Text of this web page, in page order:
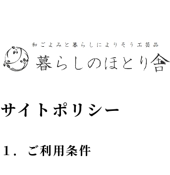
サイトポリシー
１．ご利用条件